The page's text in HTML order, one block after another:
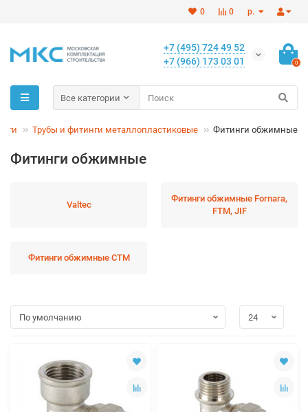
р.
0
0
+7 (495) 724 49 52
+7 (966) 173 03 01
0
Все категории
Трубы и фитинги металлопластиковые Фитинги обжимные
Фитинги обжимные
Valtec
Фитинги обжимные Fornara,
FTM, JIF
Фитинги обжимные СТМ